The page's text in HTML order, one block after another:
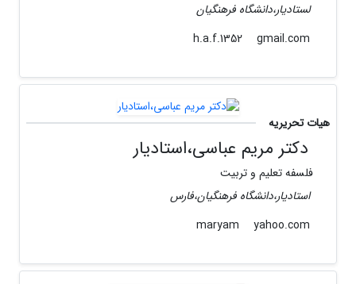
لستادیار،دانشگاه فرهنگیان
gmail.com
هیات تحریریه
دکتر مریم عباسی،استادیار
فلسفه تعلیم و تربیت
استادیار،دانشگاه فرهنگیان،فارس
yahoo.com